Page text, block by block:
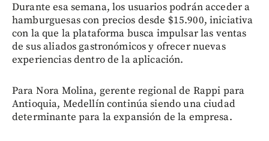
Durante esa semana, los usuarios podrán acceder a
hamburguesas con precios desde $15.900, iniciativa
con la que la plataforma busca impulsar las ventas
de sus aliados gastronómicos y ofrecer nuevas
experiencias dentro de la aplicación.
Para Nora Molina, gerente regional de Rappi para
Antioquia, Medellín continúa siendo una ciudad
determinante para la expansión de la empresa.